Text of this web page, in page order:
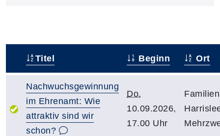
Titel Beginn Ort
Nachwuchsgewinnung
im Ehrenamt: Wie
attraktiv sind wir
schon?
Do.
10.09.2026,
17.00 Uhr